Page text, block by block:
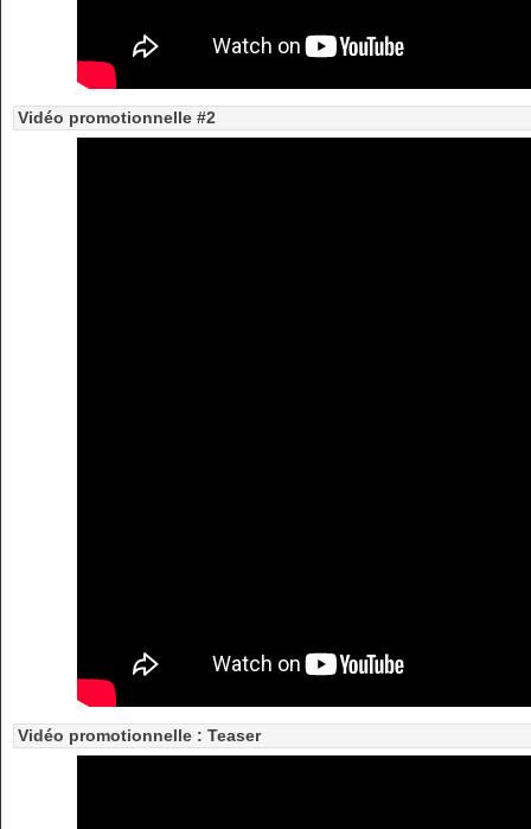
Vidéo promotionnelle #2
Vidéo promotionnelle : Teaser